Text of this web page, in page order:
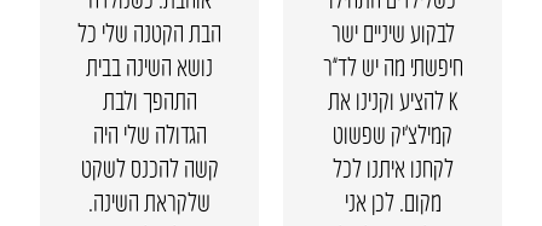
לבקוע שיניים ישר
חיפשתי מה יש לד”ר
K להציע וקנינו את
קמילצ’יק שפשוט
לקחנו איתנו לכל
מקום. לכן אני
הבת הקטנה שלי כל
נושא השינה בבית
התהפך ולבת
הגדולה שלי היה
קשה להכנס לשקט
שלקראת השינה.